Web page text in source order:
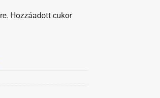
Hozzáadott cukor